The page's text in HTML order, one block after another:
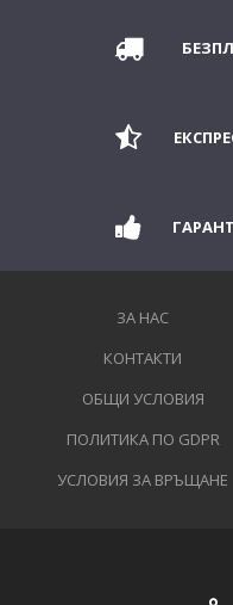
ЗА НАС
КОНТАКТИ
ОБЩИ УСЛОВИЯ
ПОЛИТИКА ПО GDPR
УСЛОВИЯ ЗА ВРЪЩАНЕ